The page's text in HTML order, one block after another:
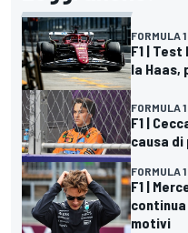
FORMULA 1
F1 |
la Haas,
FORMULA 1
F1 |
causa
FORMULA 1
F1 |
motivi